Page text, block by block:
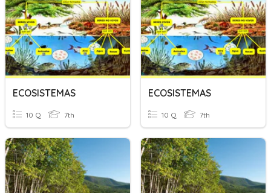
ECOSISTEMAS
10 Q 7th
ECOSISTEMAS
10 Q 7th